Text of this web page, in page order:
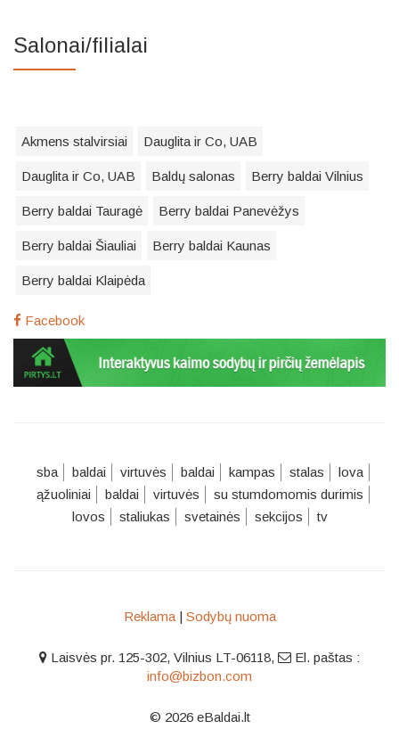
Salonai/filialai
Akmens stalvirsiai Dauglita ir Co, UAB
Dauglita ir Co, UAB Baldų salonas Berry baldai Vilnius
Berry baldai Tauragė Berry baldai Panevėžys
Berry baldai Šiauliai Berry baldai Kaunas
Berry baldai Klaipėda
Facebook
sba baldai virtuvės baldai kampas stalas
lova
ąžuoliniai
baldai virtuvės
su stumdomomis durimis
lovos
staliukas svetainės sekcijos tv
Reklama| Sodybų nuoma
Laisvės pr. 125-302, Vilnius LT-06118,
El. paštas :
info@bizbon.com
© 2026 eBaldai.lt